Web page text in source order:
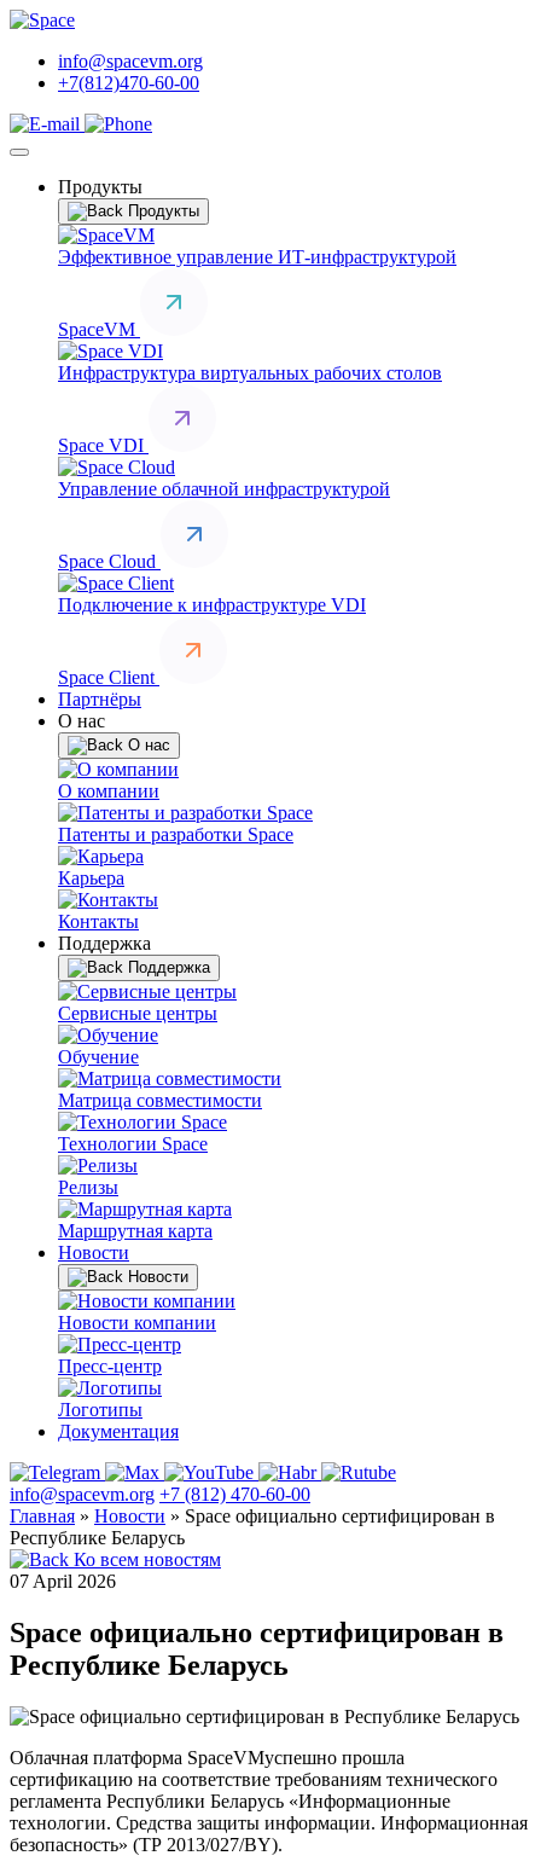
info@spacevm.org
+7(812)470-60-00
Продукты
Продукты
Эффективное управление ИТ-инфраструктурой
SpaceVM
Инфраструктура виртуальных рабочих столов
Space VDI
Управление облачной инфраструктурой
Space Cloud
Подключение к инфраструктуре VDI
Space Client
Партнёры
О нас
О нас
О компании
Патенты и разработки Space
Карьера
Контакты
Поддержка
Поддержка
Сервисные центры
Обучение
Матрица совместимости
Технологии Space
Релизы
Маршрутная карта
Новости
Новости
Новости компании
Пресс-центр
Логотипы
Документация
info@spacevm.org +7 (812) 470-60-00
Главная » Новости » Space официально сертифицирован в
Республике Беларусь
Ко всем новостям
07 April 2026
Space официально сертифицирован в
Республике Беларусь
Облачная платформа SpaceVMуспешно прошла
сертификацию на соответствие требованиям технического
регламента Республики Беларусь «Информационные
технологии. Средства защиты информации. Информационная
безопасность» (ТР 2013/027/BY).